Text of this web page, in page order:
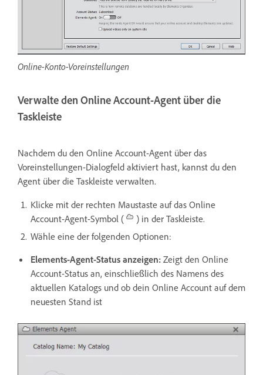
Online-Konto-Voreinstellungen
Verwalte den Online Account-Agent über die
Taskleiste
Nachdem du den Online Account-Agent über das
Voreinstellungen-Dialogfeld aktiviert hast, kannst du den
Agent über die Taskleiste verwalten.
Klicke mit der rechten Maustaste auf das Online
Account-Agent-Symbol (
) in der Taskleiste.
Wähle eine der folgenden Optionen:
Elements-Agent-Status anzeigen: Zeigt den Online
Account-Status an, einschließlich des Namens des
aktuellen Katalogs und ob dein Online Account auf dem
neuesten Stand ist